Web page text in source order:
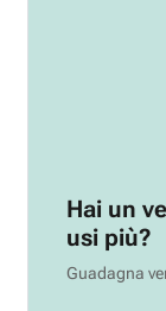
Hai un
usi più?
Guadagna